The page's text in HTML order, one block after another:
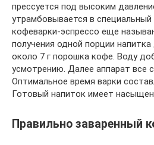
прессуется под высоким
утрамбовывается в
кофеварки-эспрессо еще
получения одной порции
около 7 г порошка кофе. Воду
усмотрению. Далее аппарат все
Оптимальное время варки
Готовый напиток имеет
Правильно заваренный